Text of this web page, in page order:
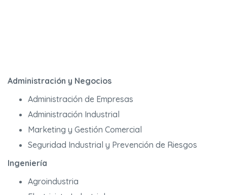
Administración y Negocios
Administración de Empresas
Administración Industrial
Marketing y Gestión Comercial
Seguridad Industrial y Prevención de Riesgos
Ingeniería
Agroindustria